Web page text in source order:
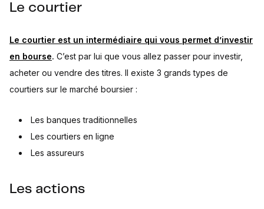
Le courtier
Le courtier est un intermédiaire qui vous permet d’investir
en bourse. C’est par lui que vous allez passer pour investir,
acheter ou vendre des titres. Il existe 3 grands types de
courtiers sur le marché boursier :
Les banques traditionnelles
Les courtiers en ligne
Les assureurs
Les actions